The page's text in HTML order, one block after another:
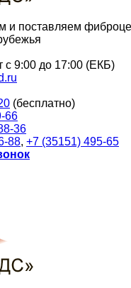
и поставляем
с 9:00 до 17:00 (ЕКБ)
(бесплатно)
66
36
88, +7 (35151) 495-65